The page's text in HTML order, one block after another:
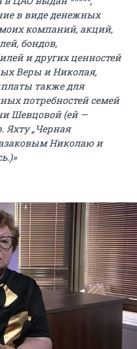
в виде денежных
компаний, акций,
бондов,
и других ценностей
Веры и Николая,
также для
потребностей семей
Шевцовой (ей —
Яхту „Черная
Николаю и